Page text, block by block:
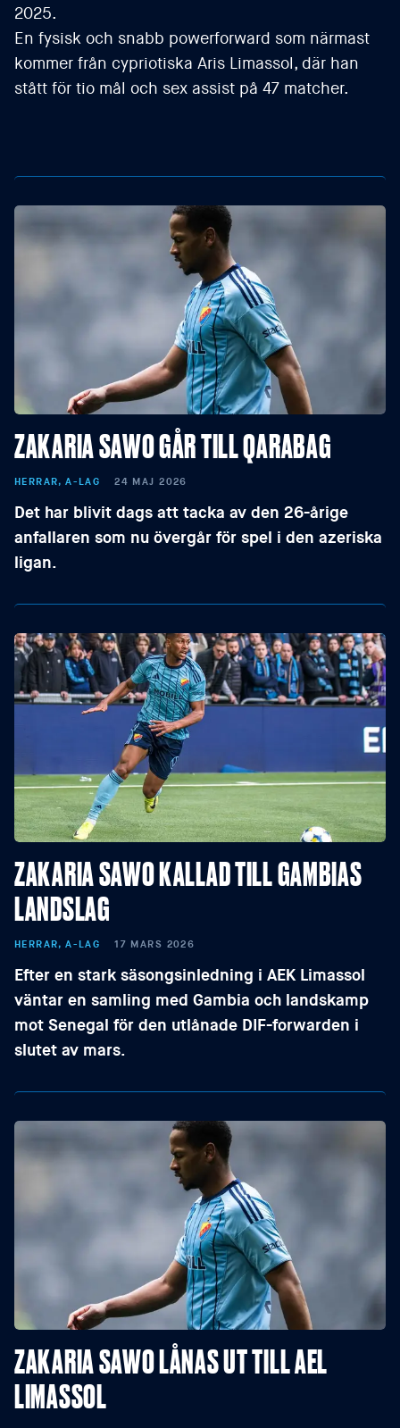
2025.
En fysisk och snabb powerforward som närmast
kommer från cypriotiska Aris Limassol, där han
stått för tio mål och sex assist på 47 matcher.
ZAKARIA SAWO GÅR TILL QARABAG
HERRAR, A-LAG 24 MAJ 2026
Det har blivit dags att tacka av den 26-årige
anfallaren som nu övergår för spel i den azeriska
ligan.
ZAKARIA SAWO KALLAD TILL GAMBIAS
LANDSLAG
HERRAR, A-LAG 17 MARS 2026
Efter en stark säsongsinledning i AEK Limassol
väntar en samling med Gambia och landskamp
mot Senegal för den utlånade DIF-forwarden i
slutet av mars.
ZAKARIA SAWO LÅNAS UT TILL AEL
LIMASSOL